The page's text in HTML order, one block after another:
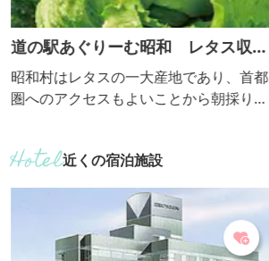
道の駅あぐりーむ昭和 レタス収穫
体験
昭和村はレタスの一大産地であり、首都
圏へのアクセスもよいことから朝採りレ
れたて新鮮レタスを食べてみてくださ
い。
近くの宿泊施設